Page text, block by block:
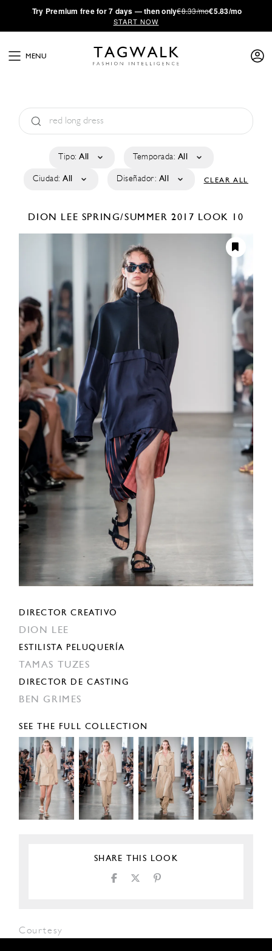
·Try Premium free for 7 days — then only€8.33/mo€5.83/mo
START NOW
MENU
Tipo: All Temporada: All
Ciudad: All Diseñador: All CLEAR ALL
DION LEE SPRING/SUMMER 2017 LOOK 10
DIRECTOR CREATIVO
DION LEE
ESTILISTA PELUQUERÍA
TAMAS TUZES
DIRECTOR DE CASTING
BEN GRIMES
SEE THE FULL COLLECTION
SHARE THIS LOOK
Courtesy